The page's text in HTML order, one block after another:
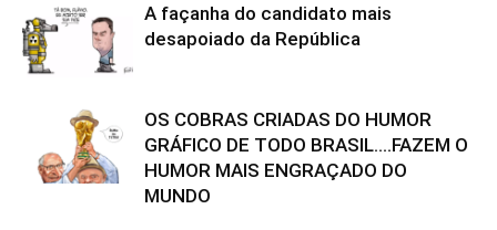
A façanha do candidato mais
desapoiado da República
OS COBRAS CRIADAS DO HUMOR
GRÁFICO DE TODO BRASIL….FAZEM O
HUMOR MAIS ENGRAÇADO DO
MUNDO